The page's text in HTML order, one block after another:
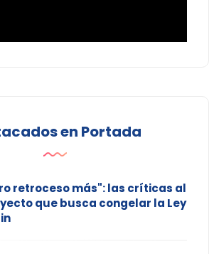
en Portada
retroceso más": las críticas al
que busca congelar la Ley